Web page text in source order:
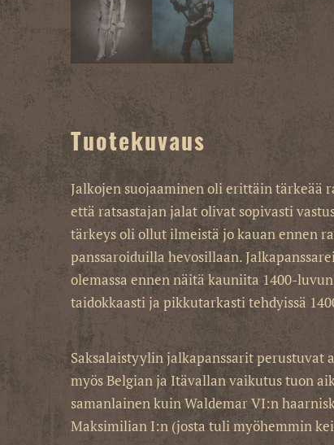
Tuotekuvaus
Jalkojen suojaaminen oli erittäin tärkeää
että ratsastajan jalat olivat sopivasti
tärkeys oli ollut ilmeistä jo kauan ennen
panssaroiduilla hevosillaan.
olemassa ennen näitä kauniita 1400-
taidokkaasti ja pikkutarkasti tehdyissä
Saksalaistyylin jalkapanssarit perustuvat
myös Belgian ja Itävallan vaikutus tuon
samanlainen kuin Waldemar VI:n
Maksimilian I:n (josta tuli myöhemmin